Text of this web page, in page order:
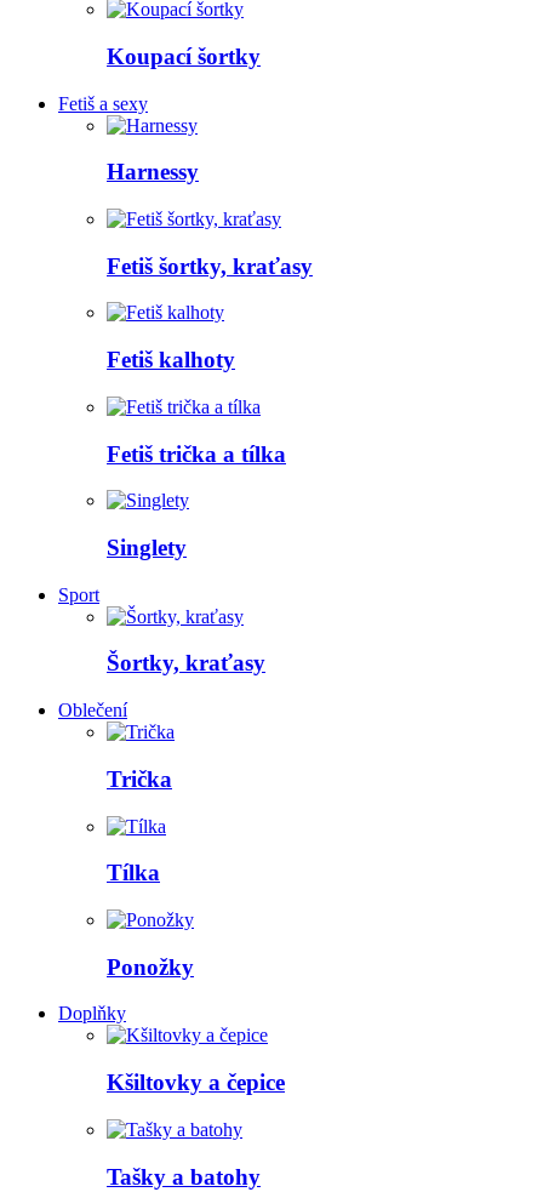
Koupací šortky
Fetiš a sexy
Harnessy
Fetiš šortky, kraťasy
Fetiš kalhoty
Fetiš trička a tílka
Singlety
Sport
Šortky, kraťasy
Oblečení
Trička
Tílka
Ponožky
Doplňky
Kšiltovky a čepice
Tašky a batohy